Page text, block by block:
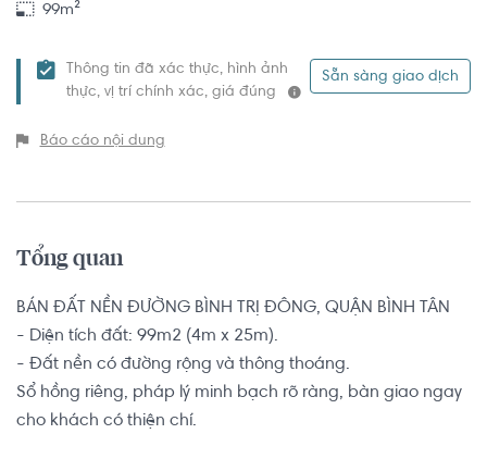
99m²
Thông tin đã xác thực, hình ảnh
thực, vị trí chính xác, giá đúng
Sẵn sàng giao dịch
Báo cáo nội dung
Tổng quan
BÁN ĐẤT NỀN ĐƯỜNG BÌNH TRỊ ĐÔNG, QUẬN BÌNH TÂN
- Diện tích đất: 99m2 (4m x 25m).
- Đất nền có đường rộng và thông thoáng.
Sổ hồng riêng, pháp lý minh bạch rõ ràng, bàn giao ngay
cho khách có thiện chí.